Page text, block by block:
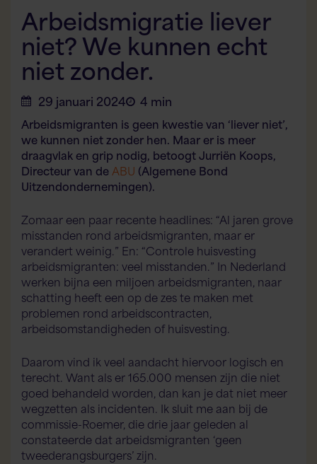
Arbeidsmigratie liever
niet? We kunnen echt
niet zonder.
29 januari 2024 4 min
Arbeidsmigranten is geen kwestie van ‘liever niet’,
we kunnen niet zonder hen. Maar er is meer
draagvlak en grip nodig, betoogt Jurriën Koops,
Directeur van deABU (Algemene Bond
Uitzendondernemingen).
Zomaar een paar recente headlines: “Al jaren grove
misstanden rond arbeidsmigranten, maar er
verandert weinig.” En: “Controle huisvesting
arbeidsmigranten: veel misstanden.” In Nederland
werken bijna een miljoen arbeidsmigranten, naar
schatting heeft een op de zes te maken met
problemen rond arbeidscontracten,
arbeidsomstandigheden of huisvesting.
Daarom vind ik veel aandacht hiervoor logisch en
terecht. Want als er 165.000 mensen zijn die niet
goed behandeld worden, dan kan je dat niet meer
wegzetten als incidenten. Ik sluit me aan bij de
commissie-Roemer, die drie jaar geleden al
constateerde dat arbeidsmigranten ‘geen
tweederangsburgers’ zijn.